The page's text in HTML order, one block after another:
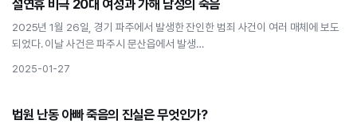
설연휴 비극 20대 여성과 가해 남성의 죽음
설연휴 비극 20대 여성과 가해 남성의 죽음
2025년 1월 26일, 경기 파주에서 발생한 잔인한 범죄 사건이 여러 매체에 보도
되었다. 이날 사건은 파주시 문산읍에서 발생…
2025-01-27
법원 난동 아빠 죽음의 진실은 무엇인가?
사회
법원 난동 아빠 죽음의 진실은 무엇인가?